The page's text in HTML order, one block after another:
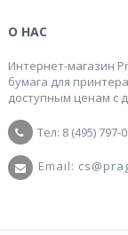
О НАС
Интернет-магазин
бумага для
доступным ценам с
Тел: 8 (495) 797-
Email: